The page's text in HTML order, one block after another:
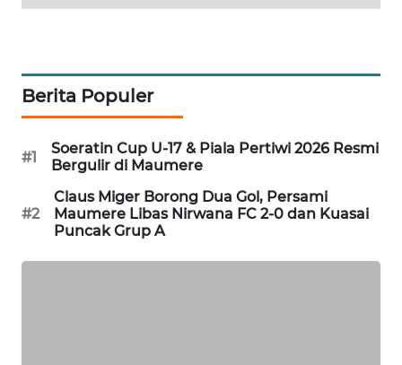
Berita Populer
#1
Soeratin Cup U-17 & Piala Pertiwi 2026 Resmi
Bergulir di Maumere
#2
Claus Miger Borong Dua Gol, Persami
Maumere Libas Nirwana FC 2-0 dan Kuasai
Puncak Grup A
PORTAL
KONSUMEN
FORWAMKI
ALPERKLINAS
FORJASIDA